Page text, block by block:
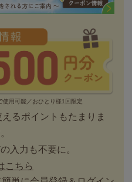
用可能／おひとり様1回限定
るポイントもたまりま
入力も不要に。
こちら